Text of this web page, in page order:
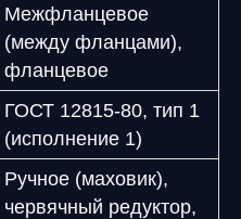
Межфланцевое
(между фланцами),
фланцевое
ГОСТ 12815-80, тип 1
(исполнение 1)
Ручное (маховик),
червячный редуктор,